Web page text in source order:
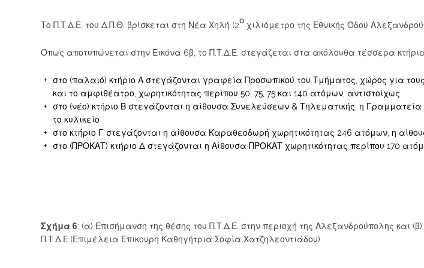
Το Π.Τ.Δ.Ε. του Δ.Π.Θ. βρίσκεται στη Νέα Χηλή (2ο χιλιόμετρο της Εθνικής Οδού
Όπως αποτυπώνεται στην Εικόνα 6β, το Π.Τ.Δ.Ε. στεγάζεται στα ακόλουθα τέσσερα
στο (παλαιό) κτήριο Α στεγάζονται γραφεία Προσωπικού του Τμήματος, χώρος για
και το αμφιθέατρο, χωρητικότητας περίπου 50, 75, 75 και 140 ατόμων, αντιστοίχως
στο (νέο) κτήριο Β στεγάζονται η αίθουσα Συνελεύσεων & Τηλεματικής, η
το κυλικείο
στο κτήριο Γ στεγάζονται η αίθουσα Καραθεοδωρή χωρητικότητας 246 ατόμων, η
στο (ΠΡΟΚΑΤ) κτήριο Δ στεγάζονται η Αίθουσα ΠΡΟΚΑΤ χωρητικότητας περίπου 170
Σχήμα 6: (α) Επισήμανση της θέσης του Π.Τ.Δ.Ε. στην περιοχή της Αλεξανδρούπολης και
Π.Τ.Δ.Ε.(Επιμέλεια Επικουρη Καθηγήτρια Σοφία Χατζηλεοντιάδου)